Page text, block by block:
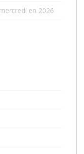
en 2026